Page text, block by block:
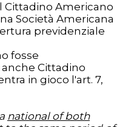
Cittadino Americano
Società Americana
previdenziale
fosse
Cittadino
in gioco l'art. 7,
national of both